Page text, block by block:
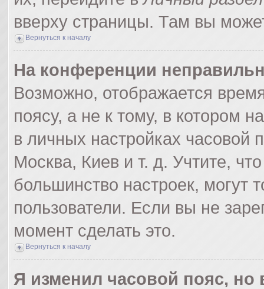
вверху страницы. Там вы
Вернуться к началу
На конференции
Возможно, отображается
поясу, а не к тому, в котором
в личных настройках часовой
Москва, Киев и т. д. Учтите,
большинство настроек, могут
пользователи. Если вы не
момент сделать это.
Вернуться к началу
Я изменил часовой пояс,